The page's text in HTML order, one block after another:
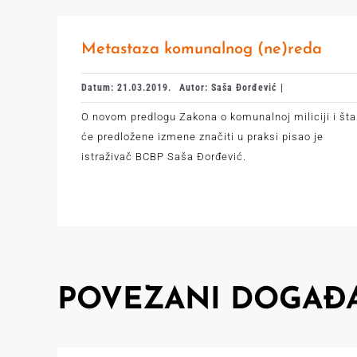
Metastaza komunalnog (ne)reda
Datum: 21.03.2019. Autor: Saša Đorđević |
O novom predlogu Zakona o komunalnoj miliciji i šta
će predložene izmene značiti u praksi pisao je
istraživač BCBP Saša Đorđević.
POVEZANI